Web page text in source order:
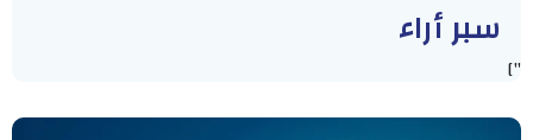
سبر أراء
"]